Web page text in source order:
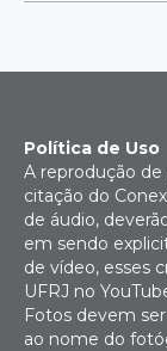
Política de Uso
A reprodução
citação do
de áudio,
em sendo
de vídeo, esses
UFRJ no
Fotos devem
ao nome do